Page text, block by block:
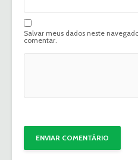
Salvar meus dados neste
comentar.